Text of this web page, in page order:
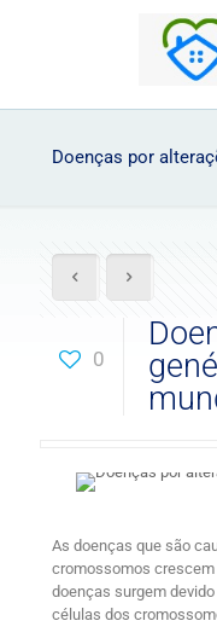
Doenças por
0
As doenças que são
cromossomos
doenças surgem
células dos